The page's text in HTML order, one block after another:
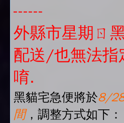
------
外縣市星期ㄖ
配送/也無法指
唷.
黑貓宅急便將於8/
間，調整方式如下：